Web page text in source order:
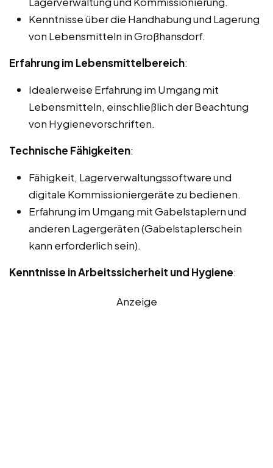
Kenntnisse über die Handhabung und Lagerung
von Lebensmitteln in Großhansdorf.
Erfahrung im Lebensmittelbereich:
Idealerweise Erfahrung im Umgang mit
Lebensmitteln, einschließlich der Beachtung
von Hygienevorschriften.
Technische Fähigkeiten:
Fähigkeit, Lagerverwaltungssoftware und
digitale Kommissioniergeräte zu bedienen.
Erfahrung im Umgang mit Gabelstaplern und
anderen Lagergeräten (Gabelstaplerschein
kann erforderlich sein).
Kenntnisse in Arbeitssicherheit und Hygiene:
Anzeige